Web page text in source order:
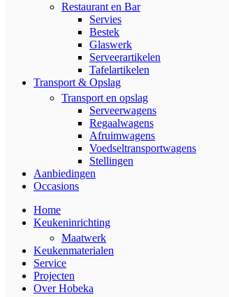
Restaurant en Bar
Servies
Bestek
Glaswerk
Serveerartikelen
Tafelartikelen
Transport & Opslag
Transport en opslag
Serveerwagens
Regaalwagens
Afruimwagens
Voedseltransportwagens
Stellingen
Aanbiedingen
Occasions
Home
Keukeninrichting
Maatwerk
Keukenmaterialen
Service
Projecten
Over Hobeka